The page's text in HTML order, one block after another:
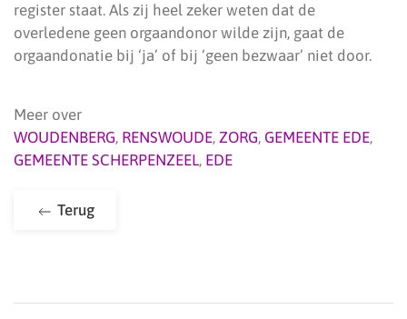
register staat. Als zij heel zeker weten dat de
overledene geen orgaandonor wilde zijn, gaat de
orgaandonatie bij ‘ja’ of bij ‘geen bezwaar’ niet door.
Meer over
WOUDENBERG, RENSWOUDE, ZORG, GEMEENTE EDE,
GEMEENTE SCHERPENZEEL, EDE
Terug